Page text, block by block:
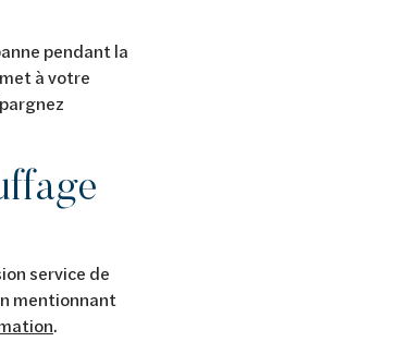
pendant la
à votre
service de
mentionnant
.